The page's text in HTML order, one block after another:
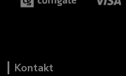
Kontakt